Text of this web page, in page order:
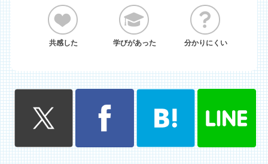
共感した 学びがあった 分かりにくい